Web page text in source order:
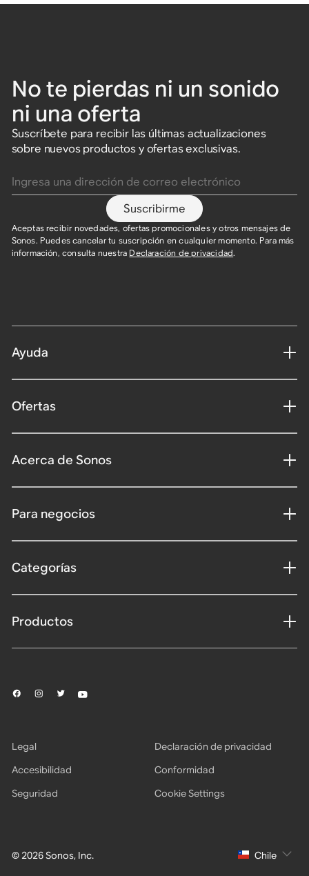
No te pierdas ni un sonido
ni una oferta
Suscríbete para recibir las últimas actualizaciones
sobre nuevos productos y ofertas exclusivas.
Suscribirme
Aceptas recibir novedades, ofertas promocionales y otros mensajes de
Sonos. Puedes cancelar tu suscripción en cualquier momento. Para más
información, consulta nuestra Declaración de privacidad.​
Ayuda
Ofertas
Acerca de Sonos
Para negocios
Categorías
Productos
© 2026 Sonos, Inc.
Legal
Declaración de privacidad
Accesibilidad
Conformidad
Seguridad
Cookie Settings
Chile